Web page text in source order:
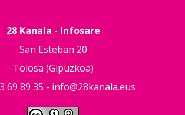
28 Kanala - Infosare
San Esteban 20
Tolosa (Gipuzkoa)
69 89 35 - info@28kanala.eus